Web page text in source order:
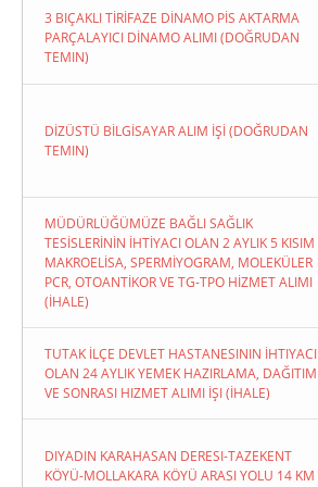
3 BIÇAKLI TİRİFAZE DİNAMO PİS AKTARMA
PARÇALAYICI DİNAMO ALIMI (DOĞRUDAN
TEMIN)
DİZÜSTÜ BİLGİSAYAR ALIM İŞİ (DOĞRUDAN
TEMIN)
MÜDÜRLÜĞÜMÜZE BAĞLI SAĞLIK
TESİSLERİNİN İHTİYACI OLAN 2 AYLIK 5 KISIM
MAKROELİSA, SPERMİYOGRAM, MOLEKÜLER
PCR, OTOANTİKOR VE TG-TPO HİZMET ALIMI
(İHALE)
TUTAK İLÇE DEVLET HASTANESININ İHTIYACI
OLAN 24 AYLIK YEMEK HAZIRLAMA, DAĞITIM
VE SONRASI HIZMET ALIMI İŞI (İHALE)
DIYADIN KARAHASAN DERESI-TAZEKENT
KÖYÜ-MOLLAKARA KÖYÜ ARASI YOLU 14 KM